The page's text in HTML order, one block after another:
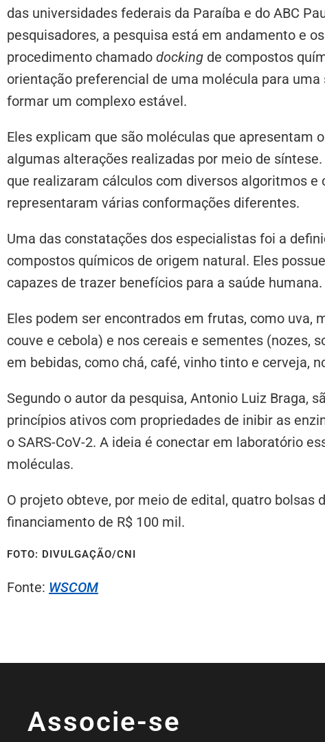
das universidades federais da Paraíba e do ABC
pesquisadores, a pesquisa está em andamento e
procedimento chamado docking de compostos
orientação preferencial de uma molécula para
formar um complexo estável.
Eles explicam que são moléculas que apresentam
algumas alterações realizadas por meio de
que realizaram cálculos com diversos algoritmos
representaram várias conformações diferentes.
Uma das constatações dos especialistas foi a
compostos químicos de origem natural. Eles
capazes de trazer benefícios para a saúde humana.
Eles podem ser encontrados em frutas, como uva,
couve e cebola) e nos cereais e sementes (nozes,
em bebidas, como chá, café, vinho tinto e cerveja,
Segundo o autor da pesquisa, Antonio Luiz Braga,
princípios ativos com propriedades de inibir as
o SARS-CoV-2. A ideia é conectar em laboratório
moléculas.
O projeto obteve, por meio de edital, quatro bolsas
financiamento de R$ 100 mil.
FOTO: DIVULGAÇÃO/CNI
Fonte: WSCOM
Associe-se